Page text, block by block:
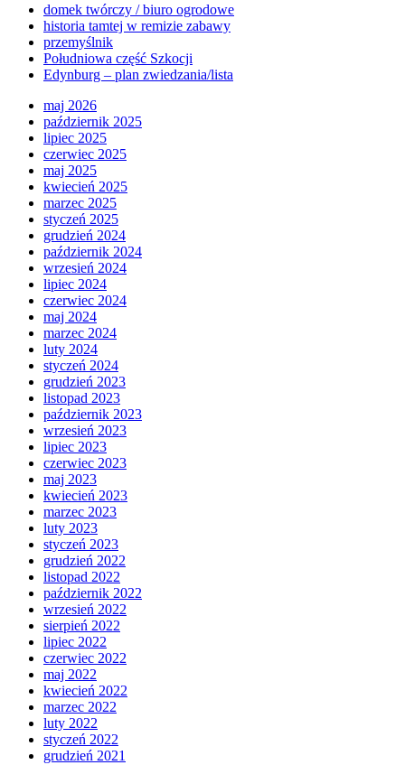
domek twórczy / biuro ogrodowe
historia tamtej w remizie zabawy
przemyślnik
Południowa część Szkocji
Edynburg – plan zwiedzania/lista
maj 2026
październik 2025
lipiec 2025
czerwiec 2025
maj 2025
kwiecień 2025
marzec 2025
styczeń 2025
grudzień 2024
październik 2024
wrzesień 2024
lipiec 2024
czerwiec 2024
maj 2024
marzec 2024
luty 2024
styczeń 2024
grudzień 2023
listopad 2023
październik 2023
wrzesień 2023
lipiec 2023
czerwiec 2023
maj 2023
kwiecień 2023
marzec 2023
luty 2023
styczeń 2023
grudzień 2022
listopad 2022
październik 2022
wrzesień 2022
sierpień 2022
lipiec 2022
czerwiec 2022
maj 2022
kwiecień 2022
marzec 2022
luty 2022
styczeń 2022
grudzień 2021